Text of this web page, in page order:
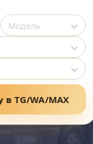
в TG/WA/MAX